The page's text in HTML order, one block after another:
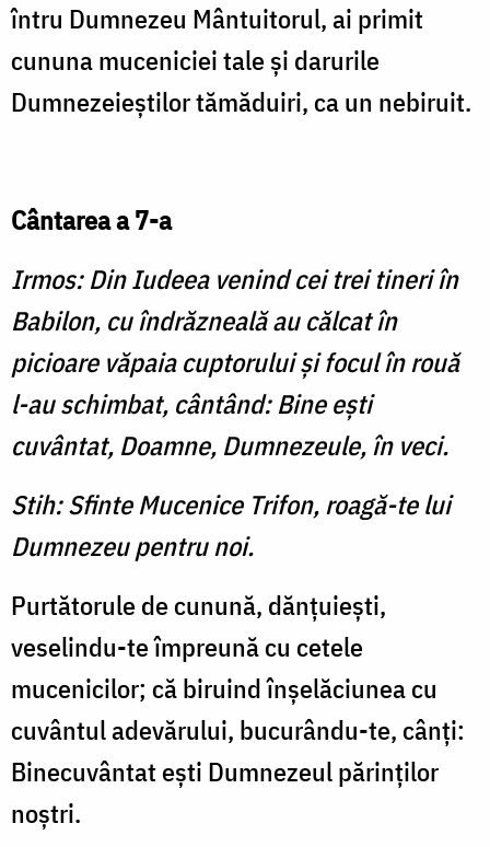
întru Dumnezeu Mântuitorul, ai primit
cununa muceniciei tale şi darurile
Dumnezeieştilor tămăduiri, ca un nebiruit.
Cântarea a 7-a
Irmos: Din Iudeea venind cei trei tineri în
Babilon, cu îndrăzneală au călcat în
picioare văpaia cuptorului şi focul în rouă
l-au schimbat, cântând: Bine eşti
cuvântat, Doamne, Dumnezeule, în veci.
Stih: Sfinte Mucenice Trifon, roagă-te lui
Dumnezeu pentru noi.
Purtătorule de cunună, dănţuieşti,
veselindu-te împreună cu cetele
mucenicilor; că biruind înşelăciunea cu
cuvântul adevărului, bucurându-te, cânţi:
Binecuvântat eşti Dumnezeul părinţilor
noştri.